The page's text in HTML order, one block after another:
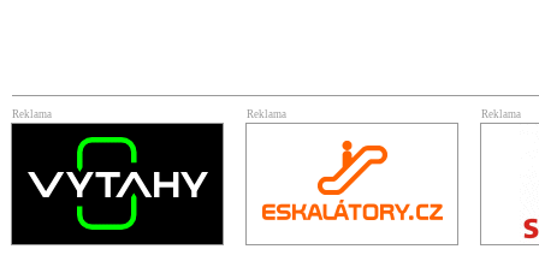
Reklama Reklama Reklama